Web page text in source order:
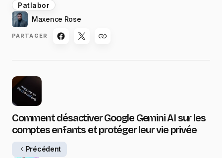
Patlabor
Maxence Rose
PARTAGER
Comment désactiver Google Gemini AI sur les
comptes enfants et protéger leur vie privée
Précédent